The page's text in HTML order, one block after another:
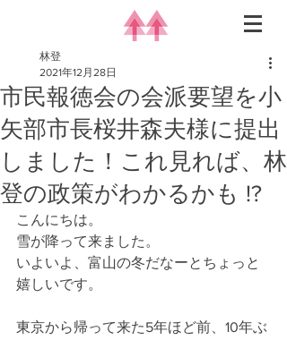
市民報徳会の会派要望を小
矢部市長桜井森夫様に提出
しました！これ見れば、林
登の政策がわかるかも !?
林登
2021年12月28日
こんにちは。
雪が降って来ました。
いよいよ、富山の冬だなーとちょっと
嬉しいです。
東京から帰って来た5年ほど前、10年ぶ